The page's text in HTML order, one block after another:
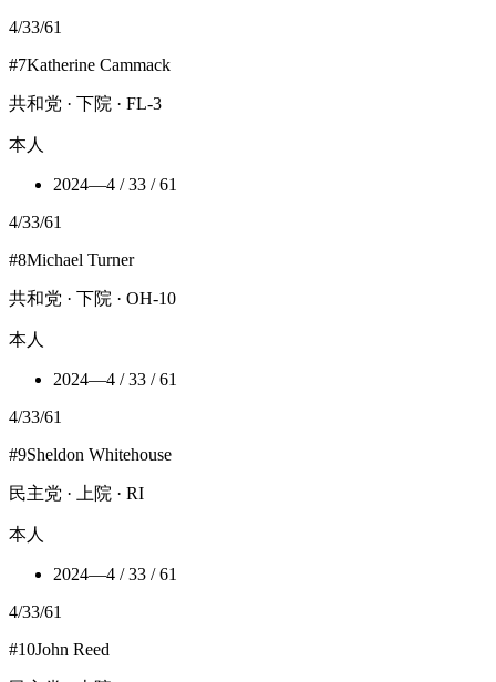
4/33/61
#7Katherine Cammack
共和党 · 下院 · FL-3
本人
2024—4 / 33 / 61
4/33/61
#8Michael Turner
共和党 · 下院 · OH-10
本人
2024—4 / 33 / 61
4/33/61
#9Sheldon Whitehouse
民主党 · 上院 · RI
本人
2024—4 / 33 / 61
4/33/61
#10John Reed